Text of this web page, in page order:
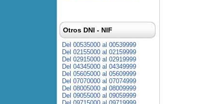
Otros DNI - NIF
Del 00535000 al 00539999
Del 02155000 al 02159999
Del 02915000 al 02919999
Del 04345000 al 04349999
Del 05605000 al 05609999
Del 07070000 al 07074999
Del 08005000 al 08009999
Del 09055000 al 09059999